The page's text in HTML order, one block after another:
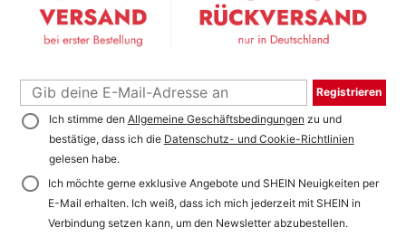
Registrieren
Ich stimme den Allgemeine Geschäftsbedingungen zu und
bestätige, dass ich die Datenschutz- und Cookie-Richtlinien
gelesen habe.
Ich möchte gerne exklusive Angebote und SHEIN Neuigkeiten per
E-Mail erhalten. Ich weiß, dass ich mich jederzeit mit SHEIN in
Verbindung setzen kann, um den Newsletter abzubestellen.